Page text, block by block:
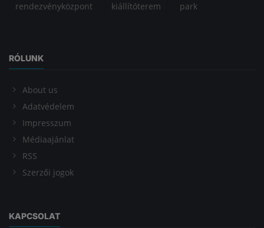
rendezvényközpont kiállítóterem park
RÓLUNK
About us
Adatvédelem
Impresszum
Médiaajánlat
RSS
Szerzői jogok
KAPCSOLAT